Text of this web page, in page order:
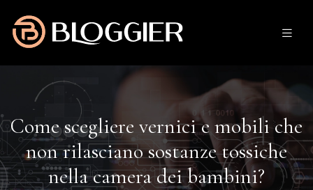
Come scegliere vernici e mobili che
non rilasciano sostanze tossiche
nella camera dei bambini?